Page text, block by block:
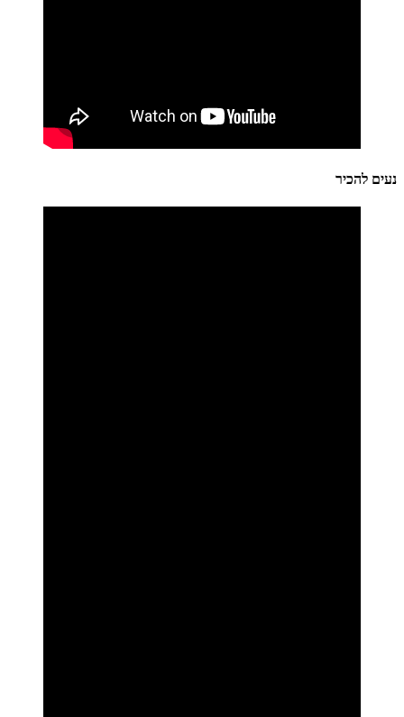
נעים להכיר